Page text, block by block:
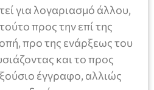
για λογαριασμό άλλου,
προς την επί της
προ της ενάρξεως του
και το προς
έγγραφο, αλλιώς